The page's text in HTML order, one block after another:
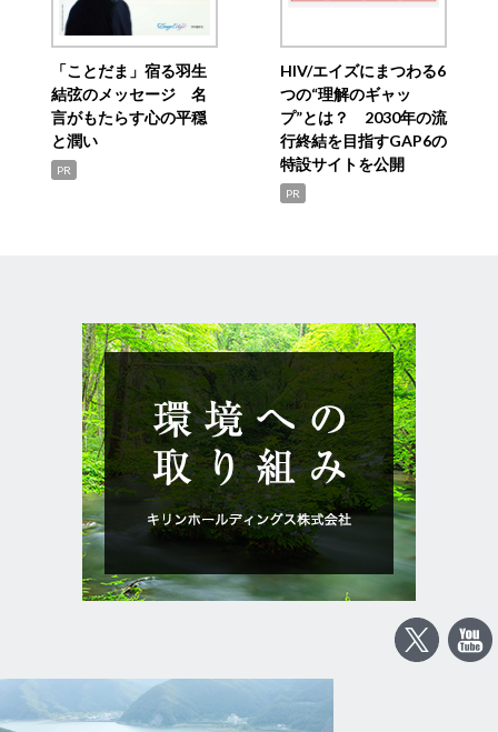
「ことだま」宿る羽生
結弦のメッセージ 名
言がもたらす心の平穏
と潤い
PR
HIV/エイズにまつわる6
つの“理解のギャッ
プ”とは？ 2030年の流
行終結を目指すGAP6の
特設サイトを公開
PR